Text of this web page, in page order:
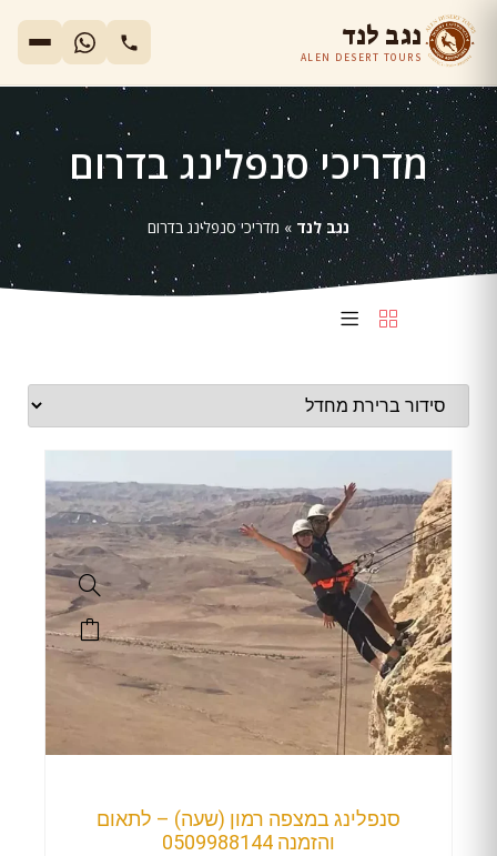
נגב לנד
ALEN DESERT TOURS
מדריכי סנפלינג בדרום
נגב לנד » מדריכי סנפלינג בדרום
סנפלינג במצפה רמון (שעה) – לתאום
והזמנה 0509988144